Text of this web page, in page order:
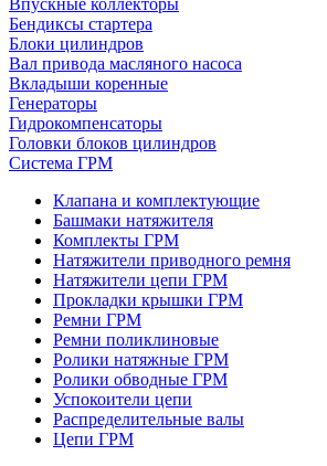
Впускные коллекторы
Бендиксы стартера
Блоки цилиндров
Вал привода масляного насоса
Вкладыши коренные
Генераторы
Гидрокомпенсаторы
Головки блоков цилиндров
Система ГРМ
Клапана и комплектующие
Башмаки натяжителя
Комплекты ГРМ
Натяжители приводного ремня
Натяжители цепи ГРМ
Прокладки крышки ГРМ
Ремни ГРМ
Ремни поликлиновые
Ролики натяжные ГРМ
Ролики обводные ГРМ
Успокоители цепи
Распределительные валы
Цепи ГРМ